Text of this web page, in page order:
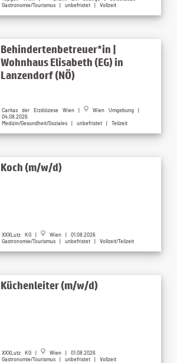
Gastronomie/Tourismus | unbefristet | Vollzeit
Behindertenbetreuer*in |
Wohnhaus Elisabeth (EG) in
Lanzendorf (NÖ)
Caritas der Erzdiözese Wien |
Wien Umgebung |
04.08.2026
Medizin/Gesundheit/Soziales | unbefristet | Teilzeit
Koch (m/w/d)
XXXLutz KG |
Wien | 01.08.2026
Gastronomie/Tourismus | unbefristet | Vollzeit/Teilzeit
Küchenleiter (m/w/d)
XXXLutz KG |
Wien | 01.08.2026
Gastronomie/Tourismus | unbefristet | Vollzeit